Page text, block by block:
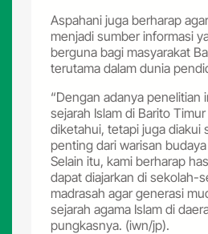
Aspahani juga berharap
menjadi sumber informasi
berguna bagi masyarakat
terutama dalam dunia
“Dengan adanya penelitian
sejarah Islam di Barito
diketahui, tetapi juga diakui
penting dari warisan
Selain itu, kami berharap
dapat diajarkan di sekolah-
madrasah agar generasi
sejarah agama Islam di
pungkasnya. (iwn/jp).